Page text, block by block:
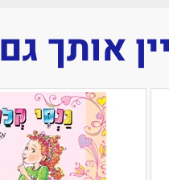
אותך גם